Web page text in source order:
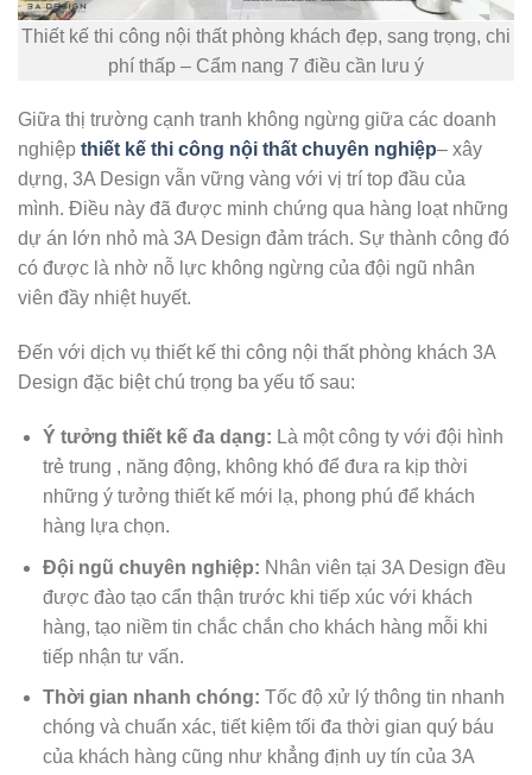
Thiết kế thi công nội thất phòng khách đẹp, sang trọng, chi
phí thấp – Cẩm nang 7 điều cần lưu ý
Giữa thị trường cạnh tranh không ngừng giữa các doanh
nghiệp thiết kế thi công nội thất chuyên nghiệp– xây
dựng, 3A Design vẫn vững vàng với vị trí top đầu của
mình. Điều này đã được minh chứng qua hàng loạt những
dự án lớn nhỏ mà 3A Design đảm trách. Sự thành công đó
có được là nhờ nỗ lực không ngừng của đội ngũ nhân
viên đầy nhiệt huyết.
Đến với dịch vụ thiết kế thi công nội thất phòng khách 3A
Design đặc biệt chú trọng ba yếu tố sau:
Ý tưởng thiết kế đa dạng: Là một công ty với đội hình
trẻ trung , năng động, không khó để đưa ra kịp thời
những ý tưởng thiết kế mới lạ, phong phú để khách
hàng lựa chọn.
Đội ngũ chuyên nghiệp: Nhân viên tại 3A Design đều
được đào tạo cẩn thận trước khi tiếp xúc với khách
hàng, tạo niềm tin chắc chắn cho khách hàng mỗi khi
tiếp nhận tư vấn.
Thời gian nhanh chóng: Tốc độ xử lý thông tin nhanh
chóng và chuẩn xác, tiết kiệm tối đa thời gian quý báu
của khách hàng cũng như khẳng định uy tín của 3A